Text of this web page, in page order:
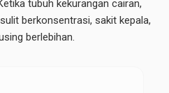
tubuh kekurangan cairan,
berkonsentrasi, sakit kepala,
berlebihan.